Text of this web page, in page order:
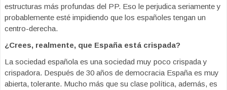
estructuras más profundas del PP. Eso le perjudica seriamente y
probablemente esté impidiendo que los españoles tengan un
centro-derecha.
¿Crees, realmente, que España está crispada?
La sociedad española es una sociedad muy poco crispada y
crispadora. Después de 30 años de democracia España es muy
abierta, tolerante. Mucho más que su clase política, además, es